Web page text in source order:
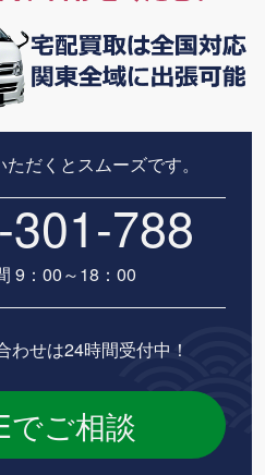
だくとスムーズです。
788
9：00～18：00
わせは24時間受付中！
でご相談